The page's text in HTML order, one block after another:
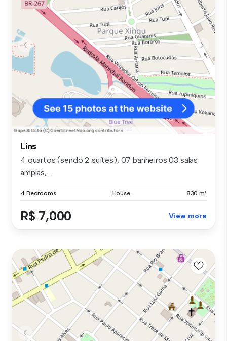
Lins
4 quartos (sendo 2 suítes), 07 banheiros 03 salas
amplas,...
4 Bedrooms House 830 m²
R$ 7,000 View more